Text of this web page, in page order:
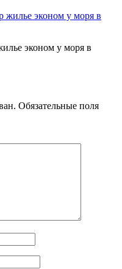
эконом у моря в
Обязательные поля